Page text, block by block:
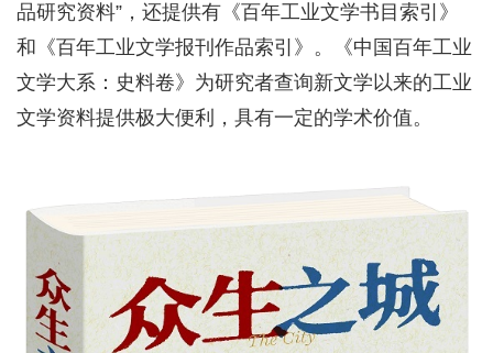
品研究资料”，还提供有《百年工业文学书目索引》
和《百年工业文学报刊作品索引》。《中国百年工业
文学大系：史料卷》为研究者查询新文学以来的工业
文学资料提供极大便利，具有一定的学术价值。